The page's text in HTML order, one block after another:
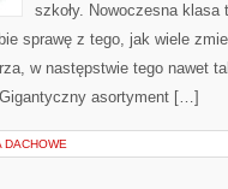
szkoły. Nowoczesna klasa
sprawę z tego, jak wiele
w następstwie tego nawet
asortyment […]
DACHOWE